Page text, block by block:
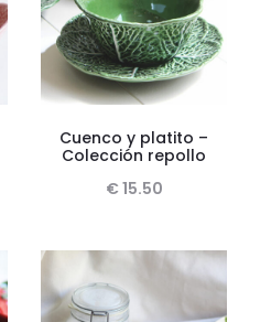
Cuenco y platito –
Colección repollo
€ 15.50